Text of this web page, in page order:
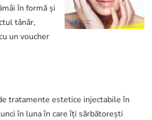
în formă și
tânăr,
un voucher
tratamente estetice injectabile în
în luna în care îți sărbătorești